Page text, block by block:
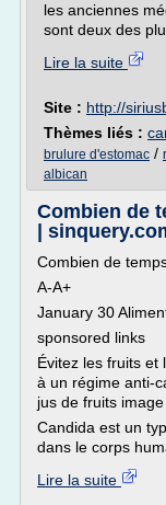
les anciennes
sont deux des
Lire la suite
Site : http://
Thèmes liés :
brulure d'estomac /
albican
Combien de
|
Combien de
A-A+
January 30
sponsored links
Évitez les fruits et
à un régime anti-
jus de fruits
Candida est un
dans le corps
Lire la suite